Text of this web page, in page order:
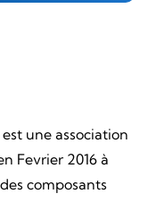
une association
Fevrier 2016 à
composants